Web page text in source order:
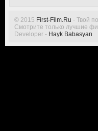
© 2015 First-Film.Ru - Твой
Смотрите только лучшие
Developer - Hayk Babasyan